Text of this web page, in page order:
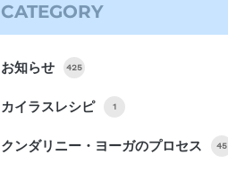
CATEGORY
お知らせ 425
カイラスレシピ 1
クンダリニー・ヨーガのプロセス 45